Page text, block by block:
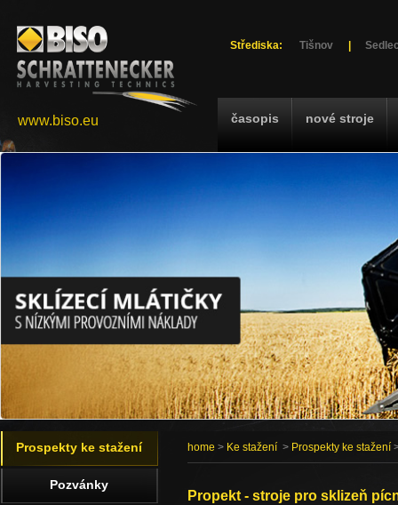
Střediska: Tišnov
časopis nové stroje
www.biso.eu
home > Ke stažení > Prospekty ke stažení
Propekt - stroje pro sklizeň
Prospekty ke stažení
Pozvánky